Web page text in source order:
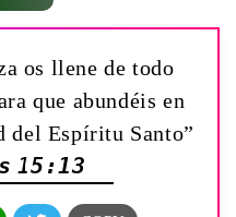
os llene de todo
que abundéis en
del Espíritu Santo”
15:13